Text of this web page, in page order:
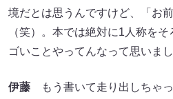
境だとは思うんですけど、「お
（笑）。本では絶対に1人称を
ゴいことやってんなって思いまし
伊藤 もう書いて走り出しちゃ